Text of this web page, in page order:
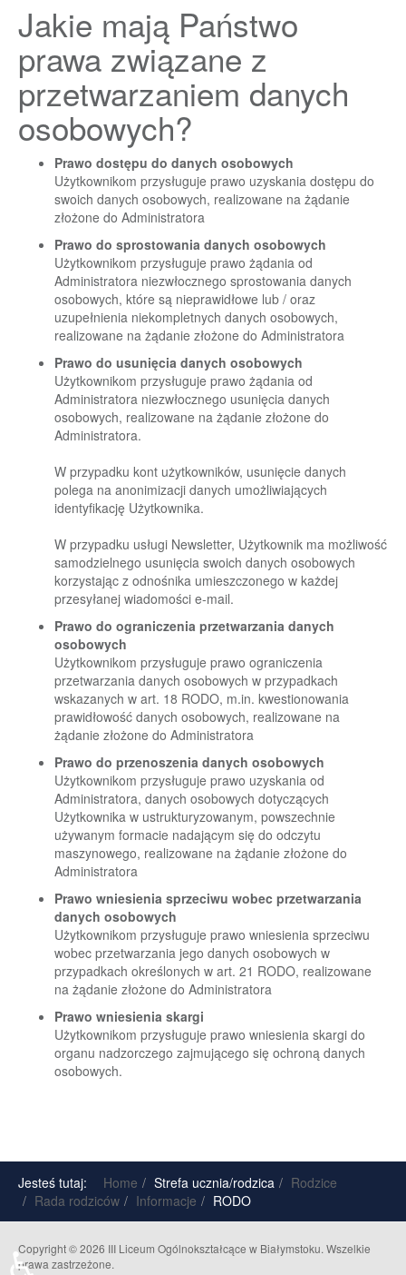
Jakie mają Państwo
prawa związane z
przetwarzaniem danych
osobowych?
Prawo dostępu do danych osobowych
Użytkownikom przysługuje prawo uzyskania dostępu do
swoich danych osobowych, realizowane na żądanie
złożone do Administratora
Prawo do sprostowania danych osobowych
Użytkownikom przysługuje prawo żądania od
Administratora niezwłocznego sprostowania danych
osobowych, które są nieprawidłowe lub / oraz
uzupełnienia niekompletnych danych osobowych,
realizowane na żądanie złożone do Administratora
Prawo do usunięcia danych osobowych
Użytkownikom przysługuje prawo żądania od
Administratora niezwłocznego usunięcia danych
osobowych, realizowane na żądanie złożone do
Administratora.
W przypadku kont użytkowników, usunięcie danych
polega na anonimizacji danych umożliwiających
identyfikację Użytkownika.
W przypadku usługi Newsletter, Użytkownik ma możliwość
samodzielnego usunięcia swoich danych osobowych
korzystając z odnośnika umieszczonego w każdej
przesyłanej wiadomości e-mail.
Prawo do ograniczenia przetwarzania danych
osobowych
Użytkownikom przysługuje prawo ograniczenia
przetwarzania danych osobowych w przypadkach
wskazanych w art. 18 RODO, m.in. kwestionowania
prawidłowość danych osobowych, realizowane na
żądanie złożone do Administratora
Prawo do przenoszenia danych osobowych
Użytkownikom przysługuje prawo uzyskania od
Administratora, danych osobowych dotyczących
Użytkownika w ustrukturyzowanym, powszechnie
używanym formacie nadającym się do odczytu
maszynowego, realizowane na żądanie złożone do
Administratora
Prawo wniesienia sprzeciwu wobec przetwarzania
danych osobowych
Użytkownikom przysługuje prawo wniesienia sprzeciwu
wobec przetwarzania jego danych osobowych w
przypadkach określonych w art. 21 RODO, realizowane
na żądanie złożone do Administratora
Prawo wniesienia skargi
Użytkownikom przysługuje prawo wniesienia skargi do
organu nadzorczego zajmującego się ochroną danych
osobowych.
Jesteś tutaj: Home Strefa ucznia/rodzica
Rodzice
Rada rodziców
Informacje RODO
Copyright © 2026 III Liceum Ogólnokształcące w Białymstoku. Wszelkie
prawa zastrzeżone.